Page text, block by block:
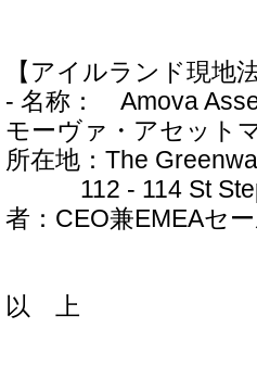
【アイルランド現地
- 名称： Amova
モーヴァ・アセット
所在地：The
112 - 114 St
者：CEO兼EMEAセ
以 上